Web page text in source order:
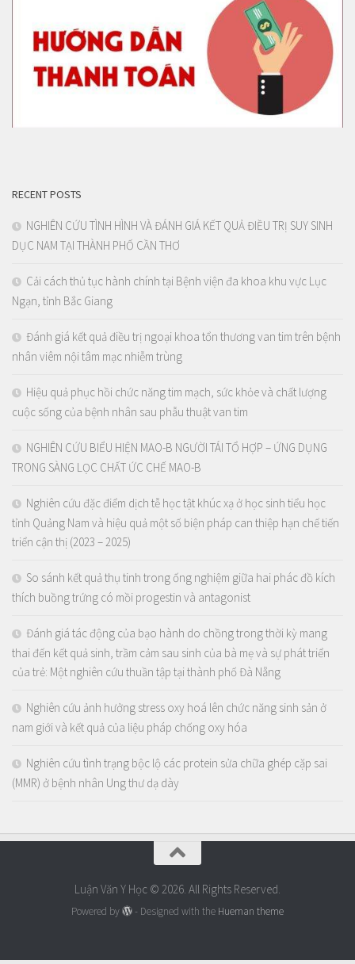
RECENT POSTS
NGHIÊN CỨU TÌNH HÌNH VÀ ĐÁNH GIÁ KẾT QUẢ ĐIỀU TRỊ SUY SINH
DỤC NAM TẠI THÀNH PHỐ CẦN THƠ
Cải cách thủ tục hành chính tại Bệnh viện đa khoa khu vực Lục
Ngạn, tỉnh Bắc Giang
Đánh giá kết quả điều trị ngoại khoa tổn thương van tim trên bệnh
nhân viêm nội tâm mạc nhiễm trùng
Hiệu quả phục hồi chức năng tim mạch, sức khỏe và chất lượng
cuộc sống của bệnh nhân sau phẫu thuật van tim
NGHIÊN CỨU BIỂU HIỆN MAO-B NGƯỜI TÁI TỔ HỢP – ỨNG DỤNG
TRONG SÀNG LỌC CHẤT ỨC CHẾ MAO-B
Nghiên cứu đặc điểm dịch tễ học tật khúc xạ ở học sinh tiểu học
tỉnh Quảng Nam và hiệu quả một số biện pháp can thiệp hạn chế tiến
triển cận thị (2023 – 2025)
So sánh kết quả thụ tinh trong ống nghiệm giữa hai phác đồ kích
thích buồng trứng có mồi progestin và antagonist
Đánh giá tác động của bạo hành do chồng trong thời kỳ mang
thai đến kết quả sinh, trầm cảm sau sinh của bà mẹ và sự phát triển
của trẻ: Một nghiên cứu thuần tập tại thành phố Đà Nẵng
Nghiên cứu ảnh hưởng stress oxy hoá lên chức năng sinh sản ở
nam giới và kết quả của liệu pháp chống oxy hóa
Nghiên cứu tình trạng bộc lộ các protein sửa chữa ghép cặp sai
(MMR) ở bệnh nhân Ung thư dạ dày
Luận Văn Y Học © 2026. All Rights Reserved.
Powered by - Designed with the Hueman theme